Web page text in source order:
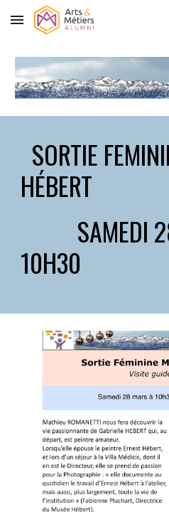
Skip to main content
SORTIE
HÉBERT
SAMEDI
10H30